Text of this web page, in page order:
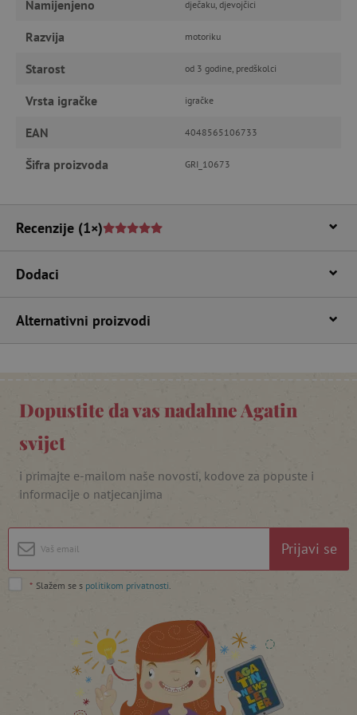
Namijenjeno dječaku, djevojčici
Razvija motoriku
Starost od 3 godine, predškolci
Vrsta igračke igračke
EAN 4048565106733
Šifra proizvoda GRI_10673
Recenzije (1×)
Dodaci
Alternativni proizvodi
Dopustite da vas nadahne Agatin
svijet
i primajte e-mailom naše novosti, kodove za popuste i
informacije o natjecanjima
Prijavi se
* Slažem se s politikom privatnosti
računa. Internetsku stranicu ne možete
Domena
CookieScriptConsent
lastVisitedProduct www.agatinsvijet.hr
.agatinsvijet.hr
PHPSESSID
PHP.net
www.agatinsvijet.hr